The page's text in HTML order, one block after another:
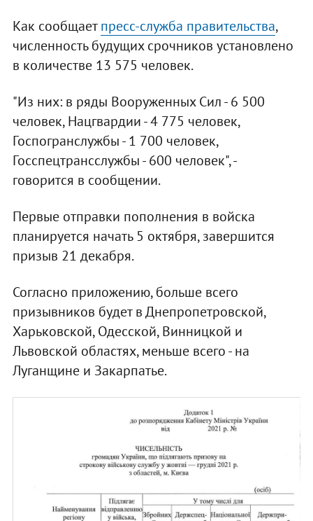
Как сообщаетпресс-служба правительства,
численность будущих срочников установлено
в количестве 13 575 человек.
"Из них: в ряды Вооруженных Сил - 6 500
человек, Нацгвардии - 4 775 человек,
Госпогранслужбы - 1 700 человек,
Госспецтрансслужбы - 600 человек", -
говорится в сообщении.
Первые отправки пополнения в войска
планируется начать 5 октября, завершится
призыв 21 декабря.
Согласно приложению, больше всего
призывников будет в Днепропетровской,
Харьковской, Одесской, Винницкой и
Львовской областях, меньше всего - на
Луганщине и Закарпатье.